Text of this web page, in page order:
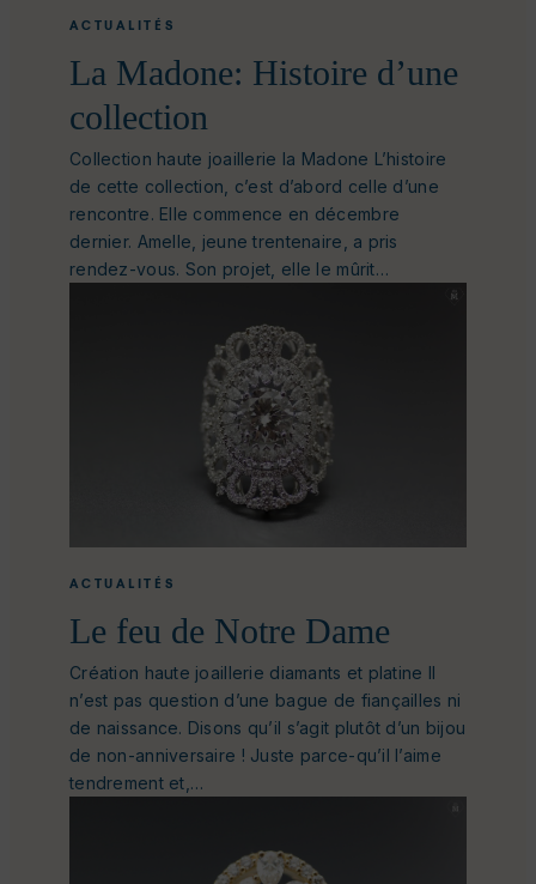
ACTUALITÉS
La Madone: Histoire d’une
collection
Collection haute joaillerie la Madone L’histoire
de cette collection, c’est d’abord celle d’une
rencontre. Elle commence en décembre
dernier. Amelle, jeune trentenaire, a pris
rendez-vous. Son projet, elle le mûrit…
ACTUALITÉS
Le feu de Notre Dame
Création haute joaillerie diamants et platine Il
n’est pas question d’une bague de fiançailles ni
de naissance. Disons qu’il s’agit plutôt d’un bijou
de non-anniversaire ! Juste parce-qu’il l’aime
tendrement et,…